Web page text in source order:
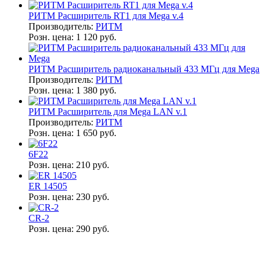
РИТМ Расширитель RT1 для Mega v.4
Производитель: РИТМ
Розн. цена: 1 120 руб.
РИТМ Расширитель радиоканальный 433 МГц для Mega
Производитель: РИТМ
Розн. цена: 1 380 руб.
РИТМ Расширитель для Mega LAN v.1
Производитель: РИТМ
Розн. цена: 1 650 руб.
6F22
Розн. цена: 210 руб.
ER 14505
Розн. цена: 230 руб.
CR-2
Розн. цена: 290 руб.